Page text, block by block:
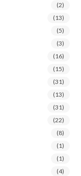
(2)
(13)
(5)
(3)
(16)
(15)
(31)
(13)
(31)
(22)
(8)
(1)
(1)
(4)